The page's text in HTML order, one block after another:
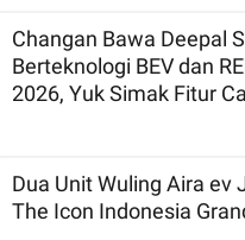
Changan Bawa Deepal
Berteknologi BEV dan
2026, Yuk Simak Fitur
Dua Unit Wuling Aira ev
The Icon Indonesia